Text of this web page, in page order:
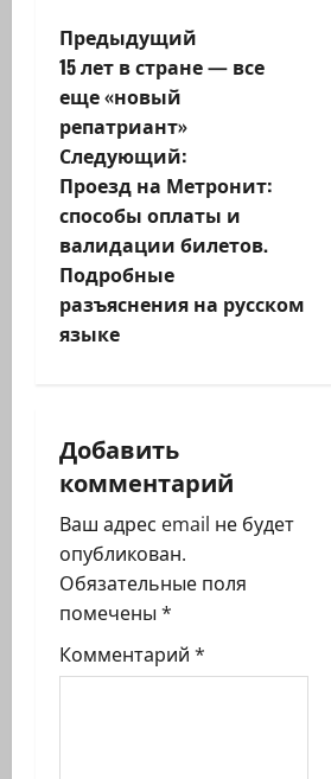
Н
а
в
и
г
а
ц
я
з
а
п
и
с
Предыдущий
15 лет в стране — все
еще «новый
репатриант»
Следующий:
Проезд на Метронит:
способы оплаты и
валидации билетов.
Подробные
разъяснения на русском
языке
Добавить
комментарий
Ваш адрес email не будет
опубликован.
Обязательные поля
помечены *
Комментарий *